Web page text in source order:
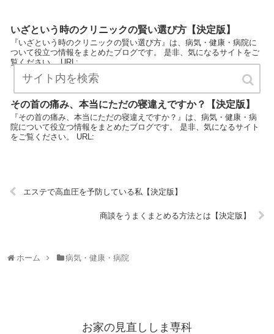
いざという時のクリニックの賢い選び方【決定版】
『いざという時のクリニックの賢い選び方』は、病気・健康・病院に
ついて役立つ情報をまとめたブログです。 是非、気になるサイトをご
覧ください。 URL:
その首の痛み、本当にただの寝違えですか？【決定版】
『その首の痛み、本当にただの寝違えですか？』は、病気・健康・病
院について役立つ情報をまとめたブログです。 是非、気になるサイト
をご覧ください。 URL:
エステで高血圧を予防している私【決定版】
商談をうまくまとめる方法とは【決定版】
ホーム 病気・健康・病院
お家の見直ししま専科